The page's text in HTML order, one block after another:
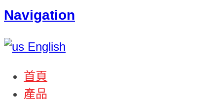
Navigation
English
首頁
產品